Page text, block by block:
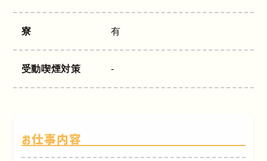
寮 有
受動喫煙対策 -
お仕事内容